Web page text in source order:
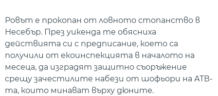
Ровът е прокопан от ловното стопанство в
Несебър. През уикенда те обясниха
действията си с предписание, което са
получили от екоинспекцията в началото на
месеца, да изградят защитно съоръжение
срещу зачестилите набези от шофьори на АТВ-
та, които минават върху дюните.